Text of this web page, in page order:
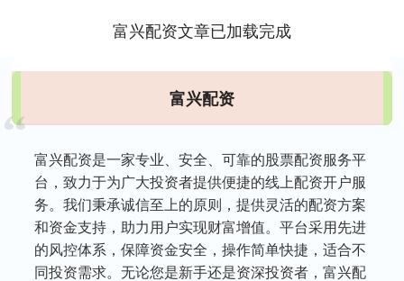
富兴配资文章已加载完成
富兴配资
富兴配资是一家专业、安全、可靠的股票配资服务平
台，致力于为广大投资者提供便捷的线上配资开户服
务。我们秉承诚信至上的原则，提供灵活的配资方案
和资金支持，助力用户实现财富增值。平台采用先进
的风控体系，保障资金安全，操作简单快捷，适合不
同投资需求。无论您是新手还是资深投资者，富兴配